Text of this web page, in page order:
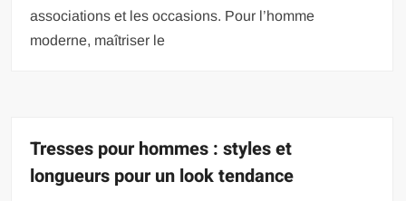
associations et les occasions. Pour l’homme
moderne, maîtriser le
Tresses pour hommes : styles et
longueurs pour un look tendance